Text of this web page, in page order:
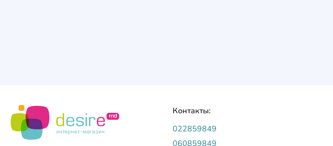
Контакты:
022859849
060859849